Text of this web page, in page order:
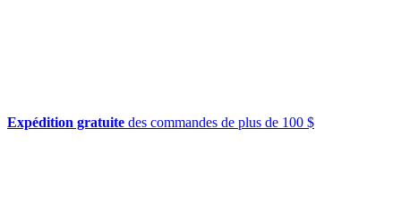
Expédition gratuite des commandes de plus de 100 $